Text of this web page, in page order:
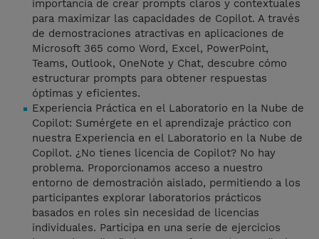
importancia de crear prompts claros y contextuales
para maximizar las capacidades de Copilot. A través
de demostraciones atractivas en aplicaciones de
Microsoft 365 como Word, Excel, PowerPoint,
Teams, Outlook, OneNote y Chat, descubre cómo
estructurar prompts para obtener respuestas
óptimas y eficientes.
Experiencia Práctica en el Laboratorio en la Nube de
Copilot: Sumérgete en el aprendizaje práctico con
nuestra Experiencia en el Laboratorio en la Nube de
Copilot. ¿No tienes licencia de Copilot? No hay
problema. Proporcionamos acceso a nuestro
entorno de demostración aislado, permitiendo a los
participantes explorar laboratorios prácticos
basados en roles sin necesidad de licencias
individuales. Participa en una serie de ejercicios